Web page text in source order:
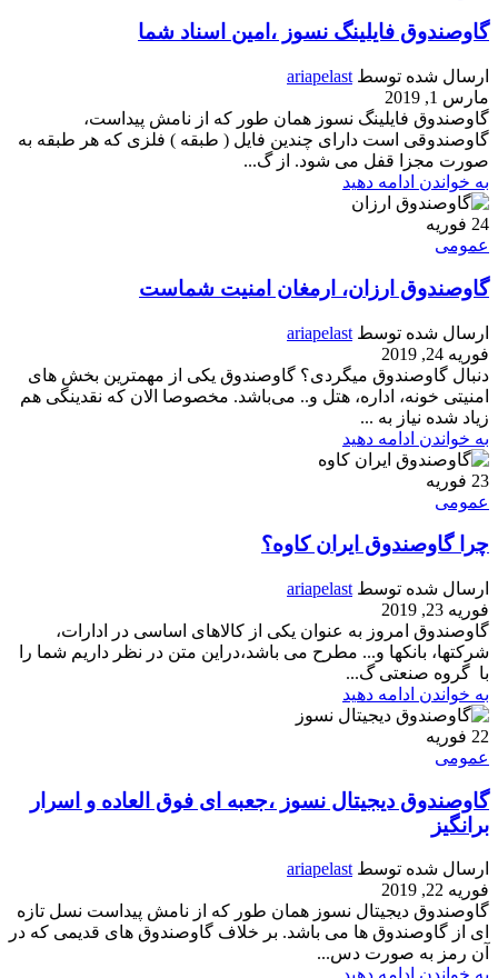
گاوصندوق فایلینگ نسوز ،امین اسناد شما
ارسال شده توسط ariapelast
مارس 1, 2019
گاوصندوق فایلینگ نسوز همان طور که از نامش پیداست،
گاوصندوقی است دارای چندین فایل ( طبقه ) فلزی که هر طبقه به
صورت مجزا قفل می شود. از گ...
به خواندن ادامه دهید
24 فوریه
عمومی
گاوصندوق ارزان، ارمغان امنیت شماست
ارسال شده توسط ariapelast
فوریه 24, 2019
دنبال گاوصندوق میگردی؟ گاوصندوق یکی از مهمترین بخش های
امنیتی خونه، اداره، هتل و.. می‌باشد. مخصوصا الان که نقدینگی هم
زیاد شده نیاز به ...
به خواندن ادامه دهید
23 فوریه
عمومی
چرا گاوصندوق ایران کاوه؟
ارسال شده توسط ariapelast
فوریه 23, 2019
گاوصندوق امروز به عنوان یکی از کالاهای اساسی در ادارات،
شرکتها، بانکها و... مطرح می باشد،دراین متن در نظر داریم شما را
با گروه صنعتی گ...
به خواندن ادامه دهید
22 فوریه
عمومی
گاوصندوق دیجیتال نسوز ،جعبه ای فوق العاده و اسرار
برانگیز
ارسال شده توسط ariapelast
فوریه 22, 2019
گاوصندوق دیجیتال نسوز همان طور که از نامش پیداست نسل تازه
ای از گاوصندوق ها می باشد. بر خلاف گاوصندوق های قدیمی که در
آن رمز به صورت دس...